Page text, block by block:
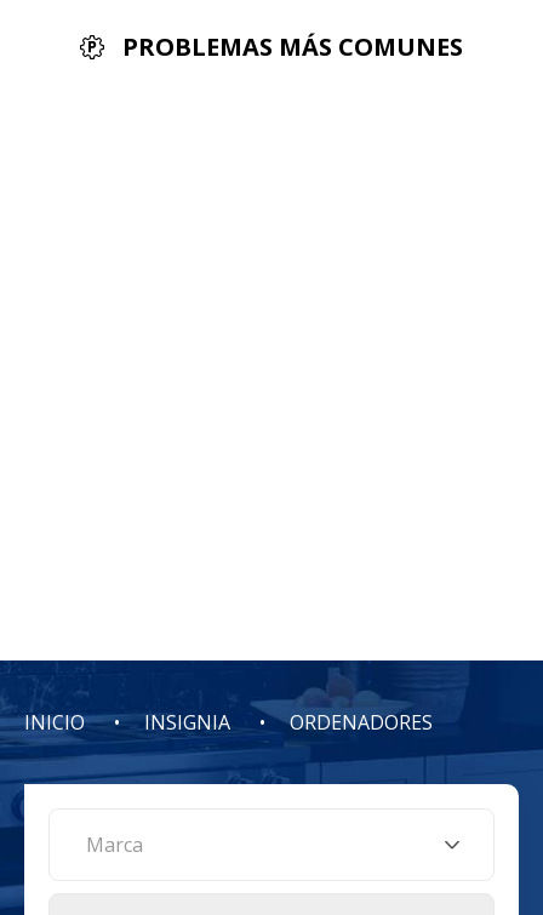
PROBLEMAS MÁS COMUNES
INICIO INSIGNIA ORDENADORES
Marca